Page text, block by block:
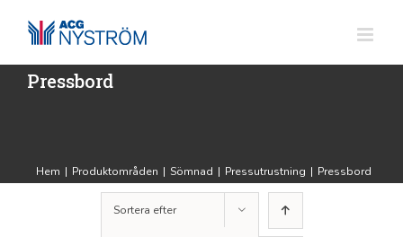
innehållet
Pressbord
Hem | Produktområden | Sömnad | Pressutrustning | Pressbord
Sortera efter